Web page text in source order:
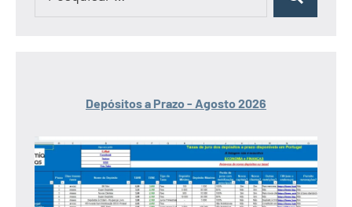
Pesquisar
Depósitos a Prazo - Agosto 2026